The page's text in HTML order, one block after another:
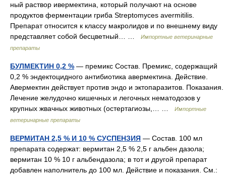
ный раствор ивермектина, который получают на основе
продуктов ферментации гриба Streptomyces avermitilis.
Препарат относится к классу макролидов и по внешнему виду
представляет собой бесцветный… …
Импортные ветеринарные
препараты
БУЛМЕКТИН 0,2 % — премикс Состав. Премикс, содержащий
0,2 % эндектоцидного антибиотика авермектина. Действие.
Авермектин действует против эндо и эктопаразитов. Показания.
Лечение желудочно кишечных и легочных нематодозов у
крупных жвачных животных (остертагиозы,… …
Импортные
ветеринарные препараты
ВЕРМИТАН 2,5 % И 10 % СУСПЕНЗИЯ — Состав. 100 мл
препарата содержат: вермитан 2,5 % 2,5 г альбен дазола;
вермитан 10 % 10 г альбендазола; в тот и другой препарат
добавлен наполнитель до 100 мл. Действие и показания. См.: